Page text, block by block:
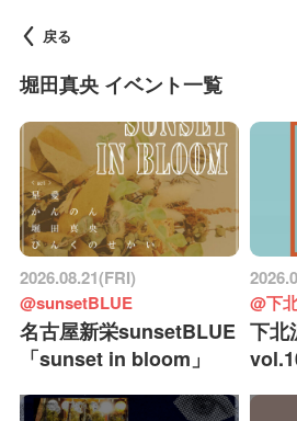
戻る
堀田真央 イベント一覧
2026.08.21(FRI)
@sunsetBLUE
名古屋新栄sunsetBLUE
「sunset in bloom」
@下
下北